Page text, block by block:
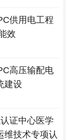
供用电工程
效
高压输配电
建设
证中心医学
维技术专项认